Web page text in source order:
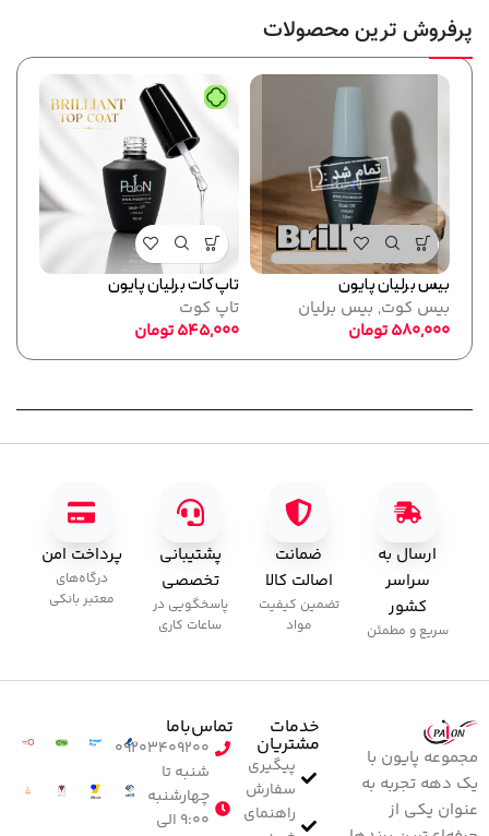
پرفروش ترین محصولات
بیس برلیان پایون
بیس کوت, بیس برلیان
580,000تومان
تاپ کات برلیان پایون
تاپ کوت
545,000تومان
ارسال به
سراسر
کشور
سریع و مطمئن
ضمانت
اصالت کالا
تضمین کیفیت
مواد
پشتیبانی
تخصصی
پاسخگویی در
ساعات کاری
پرداخت امن
درگاه‌های
معتبر بانکی
مجموعه پایون با
یک دهه تجربه به
عنوان یکی از
خدمات
مشتریان
پیگیری
سفارش
راهنمای
تماس‌با‌ما
۰۹۲۰۳۴۰۹۲۰۰
شنبه تا
چهارشنبه
۹:۰۰ الی